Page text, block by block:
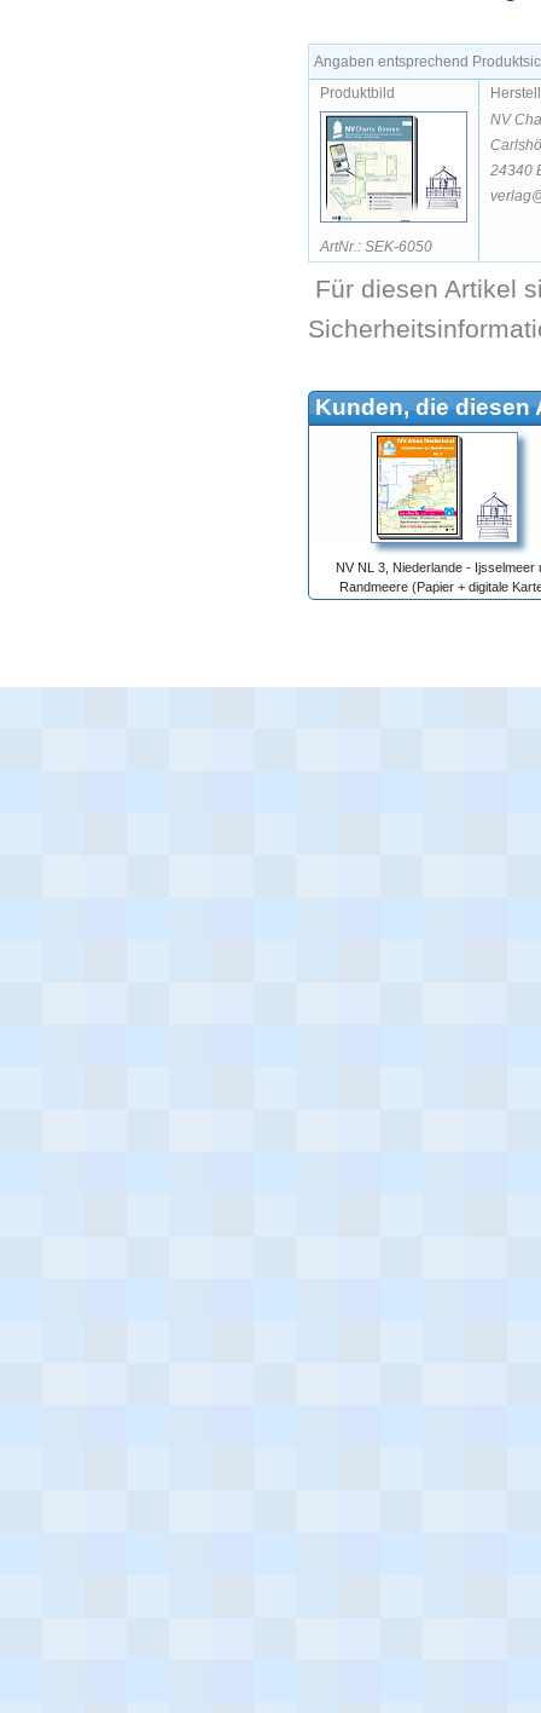
Angaben entsprechend
Produktbild
ArtNr.: SEK-6050
NV
24340
Für diesen Artikel
Kunden, die diesen
NV NL 3, Niederlande - Ijsselmeer
Randmeere (Papier + digitale